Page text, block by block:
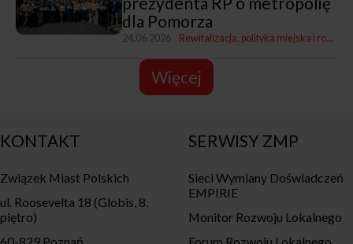
dla Pomorza
24.06.2026 Rewitalizacja, polityka miejska i rozwój
Więcej
KONTAKT
Związek Miast Polskich
ul. Roosevelta 18 (Globis, 8.
piętro)
SERWISY ZMP
Sieci Wymiany Doświadczeń
EMPIRIE
Monitor Rozwoju Lokalnego